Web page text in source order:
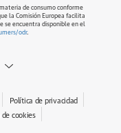
de consumo conforme
la Comisión Europea facilita
se encuentra disponible en el
odr.
Política de privacidad
de cookies